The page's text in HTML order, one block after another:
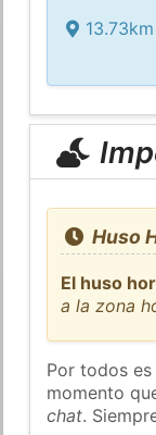
Huso
El huso
a la zona
Por todos
momento
chat.